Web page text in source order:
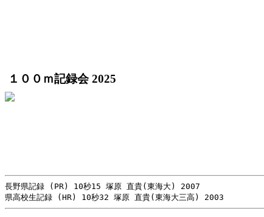
１００ｍ記録会 2025
長野県記録 (PR) 10秒15 塚原 直貴(東海大) 2007